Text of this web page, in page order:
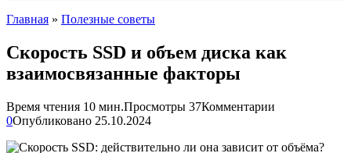
Главная » Полезные советы
Скорость SSD и объем диска как
взаимосвязанные факторы
Время чтения 10 мин.Просмотры 37Комментарии
0Опубликовано 25.10.2024